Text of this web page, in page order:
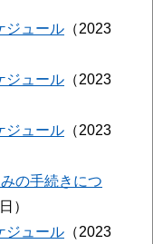
ジュール
2023
ジュール
2023
ジュール
2023
の手続きにつ
ジュール
2023